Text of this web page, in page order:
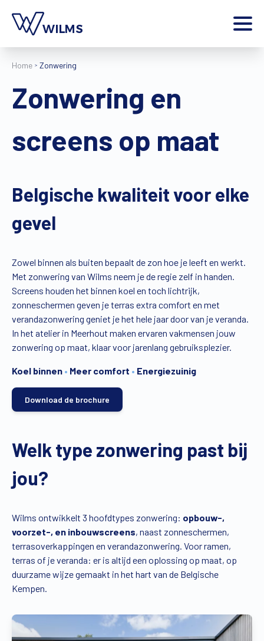
Vind een verdeler Offerte op maat
Gratis brochure
Home
Producten
Tools
Jobs
Home Zonwering
Zonwering en
screens op maat
Belgische kwaliteit voor elke
gevel
Zowel binnen als buiten bepaalt de zon hoe je leeft en werkt.
Met zonwering van Wilms neem je de regie zelf in handen.
Screens houden het binnen koel en toch lichtrijk,
zonneschermen geven je terras extra comfort en met
verandazonwering geniet je het hele jaar door van je veranda.
In het atelier in Meerhout maken ervaren vakmensen jouw
zonwering op maat, klaar voor jarenlang gebruiksplezier.
Koel binnen • Meer comfort • Energiezuinig
Download de brochure
Welk type zonwering past bij
jou?
Wilms ontwikkelt 3 hoofdtypes zonwering: opbouw-,
voorzet-, en inbouwscreens, naast zonneschermen,
terrasoverkappingen en verandazonwering. Voor ramen,
terras of je veranda: er is altijd een oplossing op maat, op
duurzame wijze gemaakt in het hart van de Belgische
Kempen.